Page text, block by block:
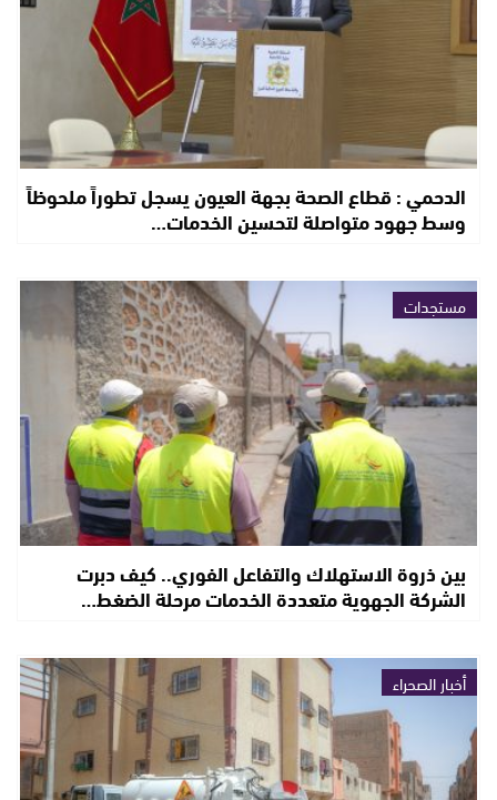
الدحمي : قطاع الصحة بجهة العيون يسجل تطوراً ملحوظاً
وسط جهود متواصلة لتحسين الخدمات…
مستجدات
بين ذروة الاستهلاك والتفاعل الفوري.. كيف دبرت
الشركة الجهوية متعددة الخدمات مرحلة الضغط…
أخبار الصحراء